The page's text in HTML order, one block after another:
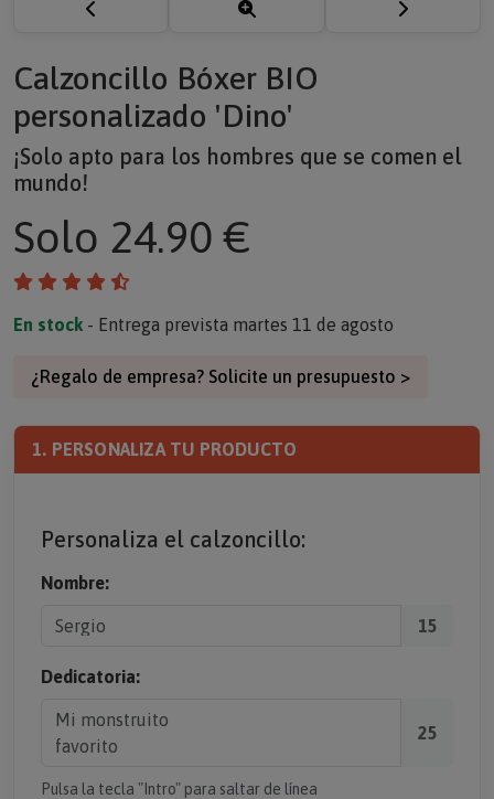
Calzoncillo Bóxer BIO
personalizado 'Dino'
¡Solo apto para los hombres que se comen el
mundo!
Solo 24.90 €
En stock - Entrega prevista martes 11 de agosto
¿Regalo de empresa? Solicite un presupuesto >
1. PERSONALIZA TU PRODUCTO
Personaliza el calzoncillo:
Nombre:
15
Dedicatoria:
25
Pulsa la tecla "Intro" para saltar de línea